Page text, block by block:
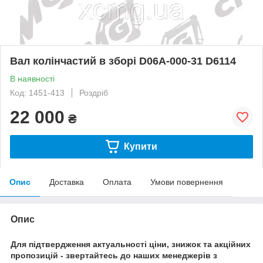
Вал колінчастий в зборі D06A-000-31 D6114
В наявності
Код: 1451-413
Роздріб
22 000 ₴
Купити
Опис Доставка Оплата Умови повернення
Опис
Для підтвердження актуальності ціни, знижок та акційних
пропозицій - звертайтесь до наших менеджерів з